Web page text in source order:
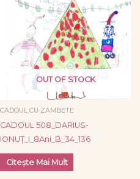
OUT OF STOCK
CADOUL CU ZAMBETE
CADOUL 508_DARIUS-
IONUȚ_I_8Ani_B_34_136
Citește Mai Mult